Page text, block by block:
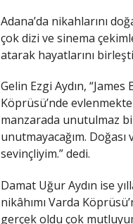
Adana’da nikahlarını
çok dizi ve sinema
atarak hayatlarını
Gelin Ezgi Aydın,
Köprüsü’nde
manzarada unutulmaz
unutmayacağım.
sevinçliyim.” dedi.
Damat Uğur Aydın ise
nikâhımı Varda
gerçek oldu çok